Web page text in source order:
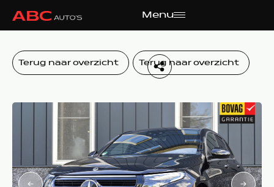
Menu
Terug naar overzicht Terug naar overzicht